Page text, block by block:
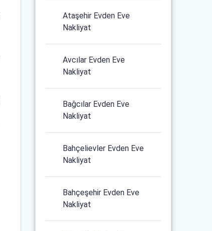
Ataşehir Evden Eve
Nakliyat
Avcılar Evden Eve
Nakliyat
Bağcılar Evden Eve
Nakliyat
Bahçelievler Evden Eve
Nakliyat
Bahçeşehir Evden Eve
Nakliyat